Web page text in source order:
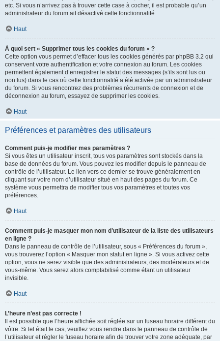
etc. Si vous n’arrivez pas à trouver cette case à cocher, il est probable qu’un
administrateur du forum ait désactivé cette fonctionnalité.
Haut
À quoi sert « Supprimer tous les cookies du forum » ?
Cette option vous permet d’effacer tous les cookies générés par phpBB 3.2 qui
conservent votre authentification et votre connexion au forum. Les cookies
permettent également d’enregistrer le statut des messages (s’ils sont lus ou
non lus) dans le cas où cette fonctionnalité a été activée par un administrateur
du forum. Si vous rencontrez des problèmes récurrents de connexion et de
déconnexion au forum, essayez de supprimer les cookies.
Haut
Préférences et paramètres des utilisateurs
Comment puis-je modifier mes paramètres ?
Si vous êtes un utilisateur inscrit, tous vos paramètres sont stockés dans la
base de données du forum. Vous pouvez les modifier depuis le panneau de
contrôle de l’utilisateur. Le lien vers ce dernier se trouve généralement en
cliquant sur votre nom d’utilisateur situé en haut des pages du forum. Ce
système vous permettra de modifier tous vos paramètres et toutes vos
préférences.
Haut
Comment puis-je masquer mon nom d’utilisateur de la liste des utilisateurs
en ligne ?
Dans le panneau de contrôle de l’utilisateur, sous « Préférences du forum »,
vous trouverez l’option « Masquer mon statut en ligne ». Si vous activez cette
option, vous ne serez visible que des administrateurs, des modérateurs et de
vous-même. Vous serez alors comptabilisé comme étant un utilisateur
invisible.
Haut
L’heure n’est pas correcte !
Il est possible que l’heure affichée soit réglée sur un fuseau horaire différent du
vôtre. Si tel était le cas, veuillez vous rendre dans le panneau de contrôle de
l’utilisateur et régler le fuseau horaire afin de trouver votre zone adéquate, par